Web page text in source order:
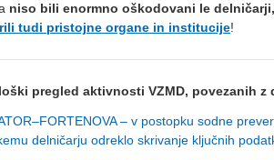
niso bili enormno oškodovani le
tudi pristojne organe in institucije!
pregled aktivnosti VZMD, povezanih z
– v postopku sodne
delničarju odreklo skrivanje ključnih